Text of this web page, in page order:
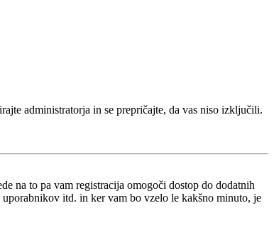
administratorja in se prepričajte, da vas niso izključili.
na to pa vam registracija omogoči dostop do dodatnih
itd. in ker vam bo vzelo le kakšno minuto, je